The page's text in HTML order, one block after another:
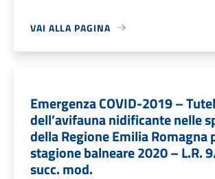
VAI ALLA PAGINA
Emergenza COVID-2019 –
dell’avifauna nidificante nelle
della Regione Emilia Romagna
stagione balneare 2020 – L.R.
succ. mod.